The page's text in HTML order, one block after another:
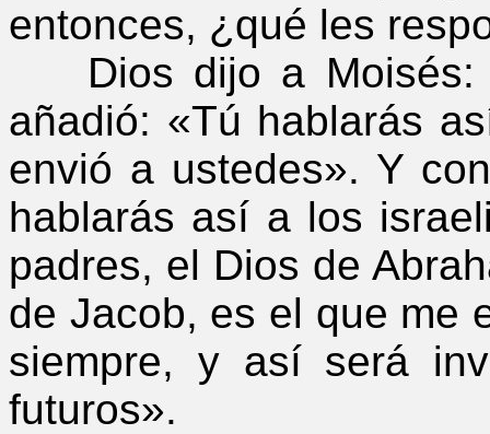
entonces, ¿qué les
Dios dijo a Moisés:
añadió: «Tú hablarás
envió a ustedes». Y
hablarás así a los
padres, el Dios de
de Jacob, es el que me
siempre, y así será
futuros».